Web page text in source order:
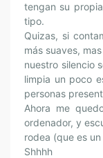
tengan su
tipo.
Quizas, si
más suaves,
nuestro silencio
limpia un poco
personas
Ahora me
ordenador, y
rodea (que es
Shhhh